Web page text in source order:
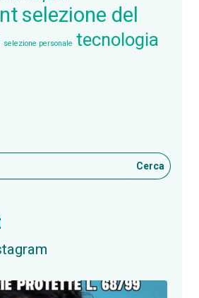
selezione del
selezione personale tecnologia
Cerca
inplace.it